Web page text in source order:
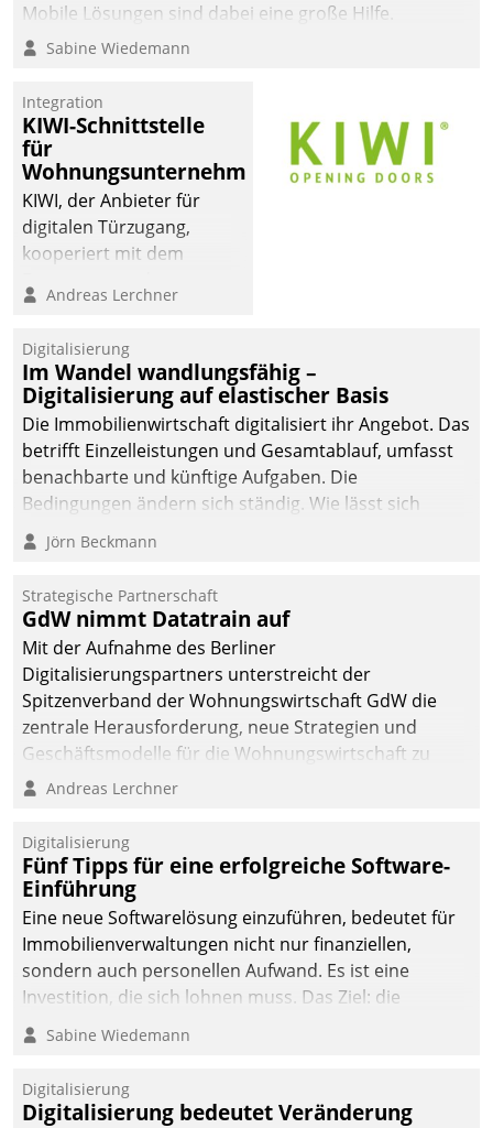
Kommunikationswege bei
Mobile Lösungen sind dabei eine große Hilfe.
Sabine Wiedemann
Integration
KIWI-Schnittstelle
für
Wohnungsunternehmen
KIWI, der Anbieter für
digitalen Türzugang,
kooperiert mit dem
Softwareentwicklungshaus
Andreas Lerchner
Digitalisierung
Im Wandel wandlungsfähig –
Digitalisierung auf elastischer Basis
Die Immobilienwirtschaft digitalisiert ihr Angebot. Das
betrifft Einzelleistungen und Gesamtablauf, umfasst
benachbarte und künftige Aufgaben. Die
Bedingungen ändern sich ständig. Wie lässt sich
technisch die Kontrolle wahren und zugleich Freiraum
fürs Wachsen öffnen?
Jörn Beckmann
Strategische Partnerschaft
GdW nimmt Datatrain auf
Mit der Aufnahme des Berliner
Digitalisierungspartners unterstreicht der
Spitzenverband der Wohnungswirtschaft GdW die
zentrale Herausforderung, neue Strategien und
Geschäftsmodelle für die Wohnungswirtschaft zu
entwickeln.
Andreas Lerchner
Digitalisierung
Fünf Tipps für eine erfolgreiche Software-
Einführung
Eine neue Softwarelösung einzuführen, bedeutet für
Immobilienverwaltungen nicht nur finanziellen,
sondern auch personellen Aufwand. Es ist eine
Investition, die sich lohnen muss. Das Ziel: die
nachhaltige Optimierung der Geschäftsabläufe. Damit
dieses Ziel erreicht wird, sollten einige Grundregeln
Sabine Wiedemann
Digitalisierung
Digitalisierung bedeutet Veränderung